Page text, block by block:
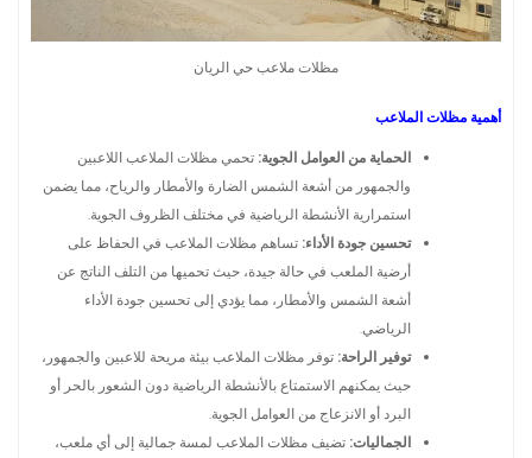
مظلات ملاعب حي الريان
أهمية مظلات الملاعب
الحماية من العوامل الجوية: تحمي مظلات الملاعب اللاعبين
والجمهور من أشعة الشمس الضارة والأمطار والرياح، مما يضمن
استمرارية الأنشطة الرياضية في مختلف الظروف الجوية.
تحسين جودة الأداء: تساهم مظلات الملاعب في الحفاظ على
أرضية الملعب في حالة جيدة، حيث تحميها من التلف الناتج عن
أشعة الشمس والأمطار، مما يؤدي إلى تحسين جودة الأداء
الرياضي.
توفير الراحة: توفر مظلات الملاعب بيئة مريحة للاعبين والجمهور،
حيث يمكنهم الاستمتاع بالأنشطة الرياضية دون الشعور بالحر أو
البرد أو الانزعاج من العوامل الجوية.
الجماليات: تضيف مظلات الملاعب لمسة جمالية إلى أي ملعب،